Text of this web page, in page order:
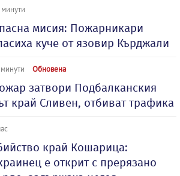
мисия: Пожарникари
куче от язовир Кърджали
Обновена
затвори Подбалканския
край Сливен, отбиват трафика
край Кошарица:
е открит с прерязано